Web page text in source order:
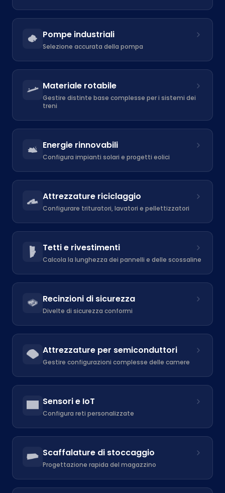
Pompe industriali
Selezione accurata della pompa
Materiale rotabile
Gestire distinte base complesse per i sistemi dei
treni
Energie rinnovabili
Configura impianti solari e progetti eolici
Attrezzature riciclaggio
Configurare trituratori, lavatori e pellettizzatori
Tetti e rivestimenti
Calcola la lunghezza dei pannelli e delle scossaline
Recinzioni di sicurezza
Divelte di sicurezza conformi
Attrezzature per semiconduttori
Gestire configurazioni complesse delle camere
Sensori e IoT
Configura reti personalizzate
Scaffalature di stoccaggio
Progettazione rapida del magazzino